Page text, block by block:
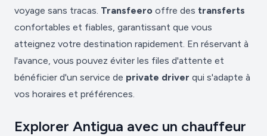
voyage sans tracas. Transfeero offre des transferts
confortables et fiables, garantissant que vous
atteignez votre destination rapidement. En réservant à
l'avance, vous pouvez éviter les files d'attente et
bénéficier d'un service de private driver qui s'adapte à
vos horaires et préférences.
Explorer Antigua avec un chauffeur